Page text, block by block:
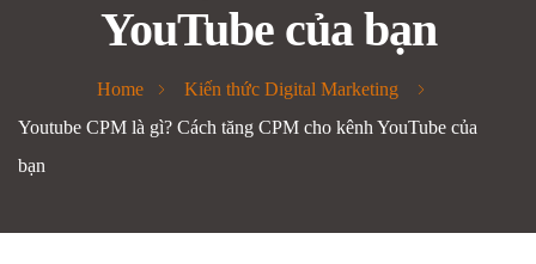
YouTube của bạn
Home
Kiến thức Digital Marketing
Youtube CPM là gì? Cách tăng CPM cho kênh YouTube của
bạn